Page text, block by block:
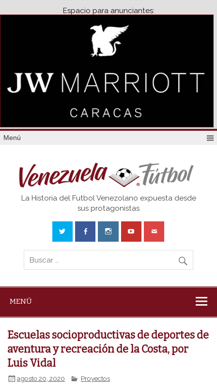
Espacio para anunciantes:
Menú
Venezuela
La Historia del Futbol Venezolano expuesta desde
sus protagonistas
MENÚ
Escuelas socioproductivas de deportes de
aventura y recreación de la Costa, por
Luis Vidal
agosto 20, 2020 Proyectos